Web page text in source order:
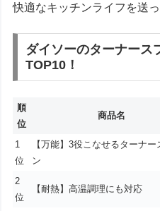
快適なキッチンライフを送
ダイソーのターナース
TOP10！
順
位
商品名
1
位
【万能】3役こなせるターナー
ン
2
位
【耐熱】高温調理にも対応